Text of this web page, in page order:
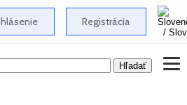
Registrácia